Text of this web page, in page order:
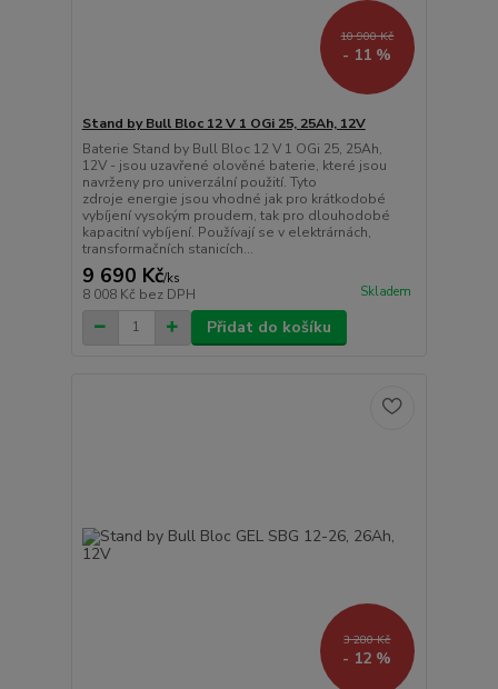
10 900 Kč
- 11 %
Stand by Bull Bloc 12 V 1 OGi 25, 25Ah, 12V
Baterie Stand by Bull Bloc 12 V 1 OGi 25, 25Ah,
12V - jsou uzavřené olověné baterie, které jsou
navrženy pro univerzální použití. Tyto
zdroje energie jsou vhodné jak pro krátkodobé
vybíjení vysokým proudem, tak pro dlouhodobé
kapacitní vybíjení. Používají se v elektrárnách,
transformačních stanicích...
9 690 Kč/ks
8 008 Kč bez DPH Skladem
Přidat do košíku
3 280 Kč
- 12 %